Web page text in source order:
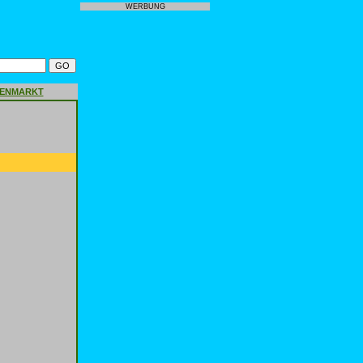
WERBUNG